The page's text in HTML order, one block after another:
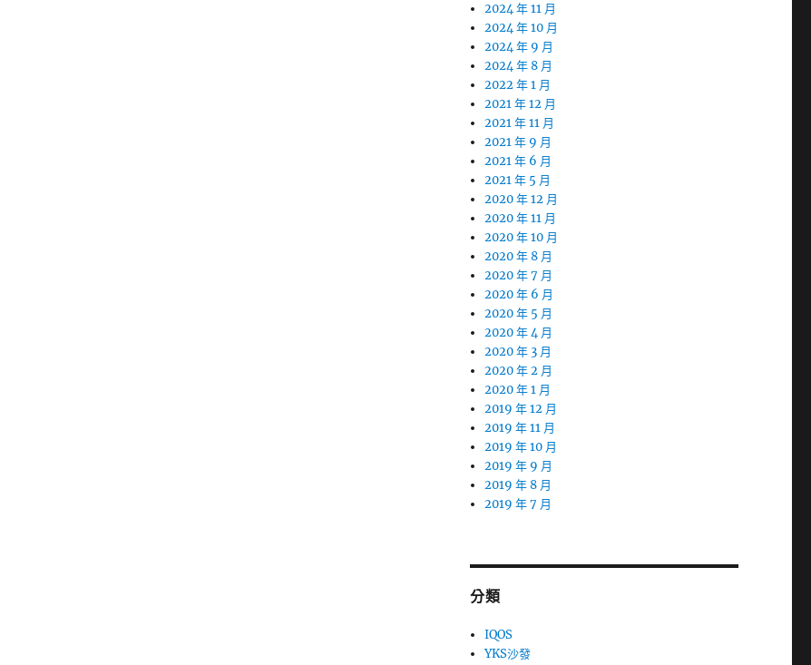
2024 年 11 月
2024 年 10 月
2024 年 9 月
2024 年 8 月
2022 年 1 月
2021 年 12 月
2021 年 11 月
2021 年 9 月
2021 年 6 月
2021 年 5 月
2020 年 12 月
2020 年 11 月
2020 年 10 月
2020 年 8 月
2020 年 7 月
2020 年 6 月
2020 年 5 月
2020 年 4 月
2020 年 3 月
2020 年 2 月
2020 年 1 月
2019 年 12 月
2019 年 11 月
2019 年 10 月
2019 年 9 月
2019 年 8 月
2019 年 7 月
分類
IQOS
YKS沙發